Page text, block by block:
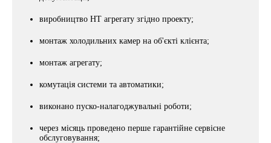
виробництво НТ агрегату згідно проекту;
монтаж холодильних камер на об'єкті клієнта;
монтаж агрегату;
комутація системи та автоматики;
виконано пуско-налагоджувальні роботи;
через місяць проведено перше гарантійне сервісне
обслуговування;